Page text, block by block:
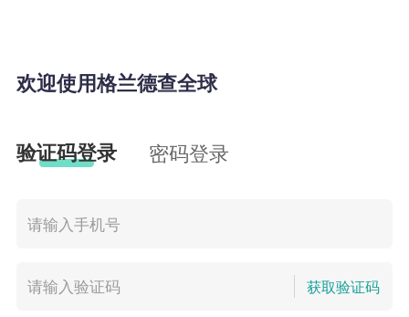
欢迎使用格兰德查全球
验证码登录 密码登录
获取验证码